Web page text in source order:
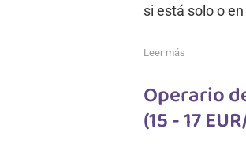
si está solo o
Leer más
Operario
(15 - 17